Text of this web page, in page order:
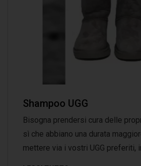
Shampoo UGG
Bisogna prendersi cura delle
sì che abbiano una durata
mettere via i vostri UGG preferiti,